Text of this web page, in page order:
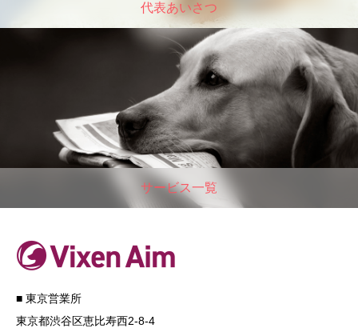
代表あいさつ
サービス一覧
■ 東京営業所
東京都渋谷区恵比寿西2-8-4